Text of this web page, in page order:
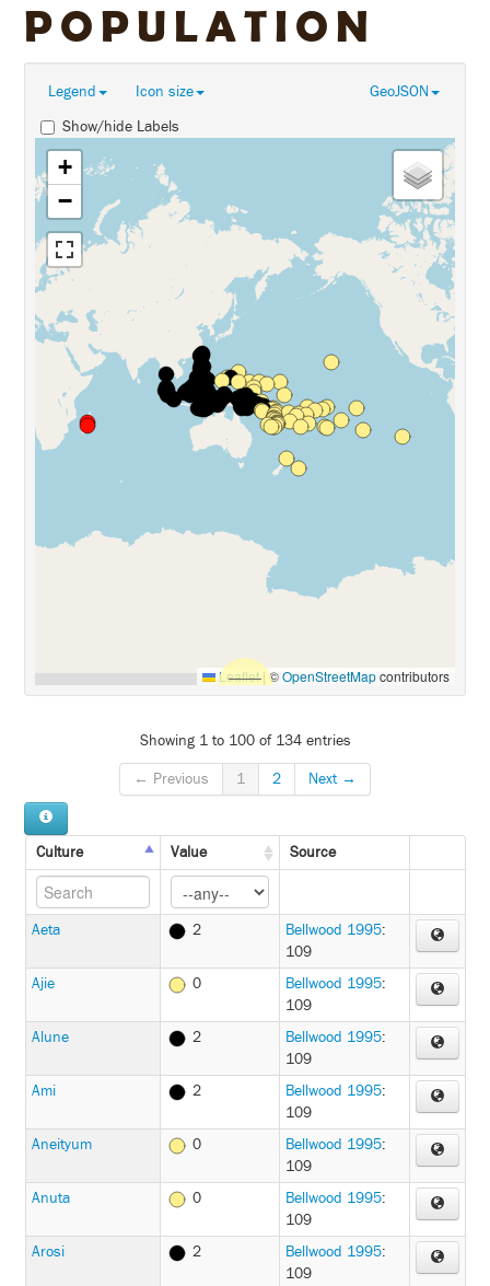
POPULATION
Legend Icon size
GeoJSON
Show/hide Labels
+
−
Leaflet |©OpenStreetMapcontributors
Showing 1 to 100 of 134 entries
← Previous
1 2 Next →
Culture Value Source
Aeta 2 Bellwood 1995:
109
Ajie
0 Bellwood 1995:
109
Alune
2 Bellwood 1995:
109
Ami
2 Bellwood 1995:
109
Aneityum
0 Bellwood 1995:
109
Anuta
0 Bellwood 1995:
109
Arosi
2 Bellwood 1995:
109